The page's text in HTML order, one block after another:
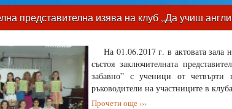
представителна изява на клуб „Да учиш
На 01.06.2017 г. в актовата
състоя заключителната
забавно” с ученици от четвърти
ръководители на участниците в
Прочети още ›››